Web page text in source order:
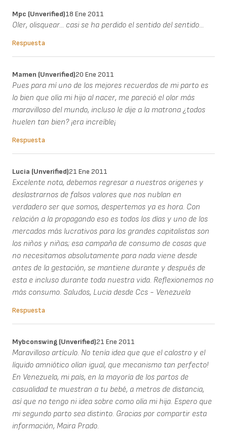
Mpc (unverified)18 Ene 2011
Oler, olisquear... casi se ha perdido el sentido del sentido...
Respuesta
Mamen (unverified)20 Ene 2011
Pues para mí uno de los mejores recuerdos de mi parto es
lo bien que olía mi hijo al nacer, me pareció el olor más
maravilloso del mundo, incluso le dije a la matrona ¿todos
huelen tan bien? ¡era increíble¡
Respuesta
Lucia (unverified)21 Ene 2011
Excelente nota, debemos regresar a nuestros origenes y
deslastrarnos de falsos valores que nos nublan en
verdadero ser que somos, despertemos ya es hora. Con
relación a la propagando eso es todos los días y uno de los
mercados más lucrativos para los grandes capitalistas son
los niños y niñas; esa campaña de consumo de cosas que
no necesitamos absolutamente para nada viene desde
antes de la gestación, se mantiene durante y después de
esta e incluso durante toda nuestra vida. Reflexionemos no
más consumo. Saludos, Lucia desde Ccs - Venezuela
Respuesta
Mybconswing (unverified)21 Ene 2011
Maravilloso artículo. No tenía idea que que el calostro y el
líquido amniótico olían igual, que mecanismo tan perfecto!
En Venezuela, mi país, en la mayoría de los partos de
casualidad te muestran a tu bebé, a metros de distancia,
así que no tengo ni idea sobre como olía mi hija. Espero que
mi segundo parto sea distinto. Gracias por compartir esta
información, Maira Prado.